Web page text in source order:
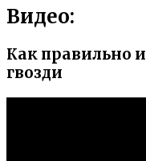
Видео:
Как правильно
гвозди